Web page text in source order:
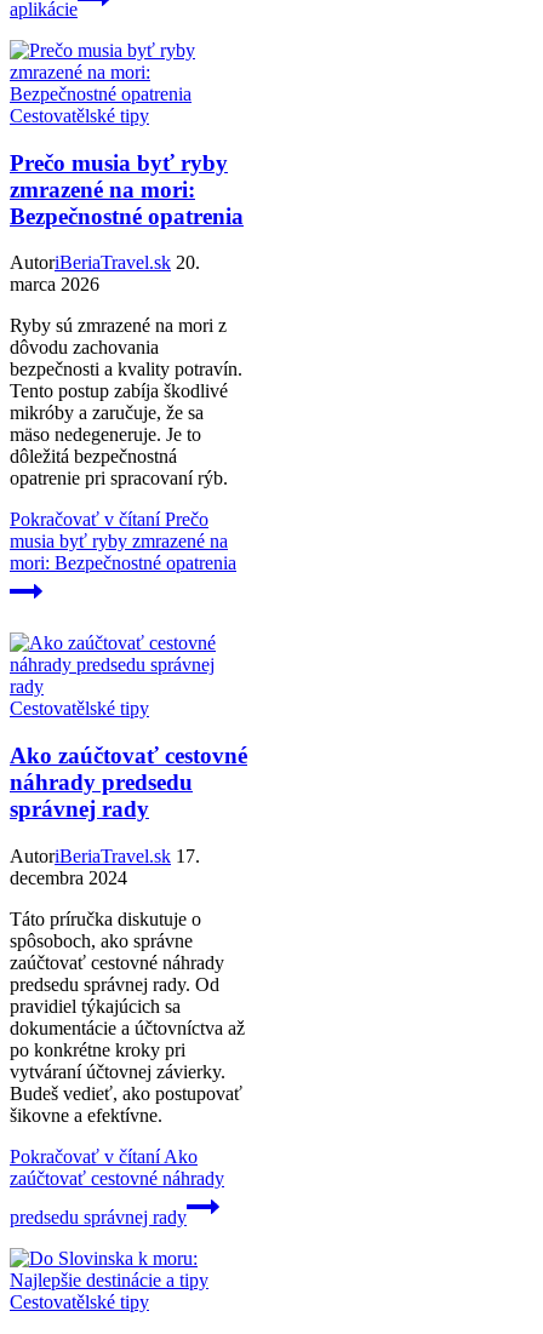
aplikácie
Cestovatělské tipy
Prečo musia byť ryby
zmrazené na mori:
Bezpečnostné opatrenia
AutoriBeriaTravel.sk 20.
marca 2026
Ryby sú zmrazené na mori z
dôvodu zachovania
bezpečnosti a kvality potravín.
Tento postup zabíja škodlivé
mikróby a zaručuje, že sa
mäso nedegeneruje. Je to
dôležitá bezpečnostná
opatrenie pri spracovaní rýb.
Pokračovať v čítaníPrečo
musia byť ryby zmrazené na
mori: Bezpečnostné opatrenia
Cestovatělské tipy
Ako zaúčtovať cestovné
náhrady predsedu
správnej rady
AutoriBeriaTravel.sk 17.
decembra 2024
Táto príručka diskutuje o
spôsoboch, ako správne
zaúčtovať cestovné náhrady
predsedu správnej rady. Od
pravidiel týkajúcich sa
dokumentácie a účtovníctva až
po konkrétne kroky pri
vytváraní účtovnej závierky.
Budeš vedieť, ako postupovať
šikovne a efektívne.
Pokračovať v čítaníAko
zaúčtovať cestovné náhrady
predsedu správnej rady
Cestovatělské tipy